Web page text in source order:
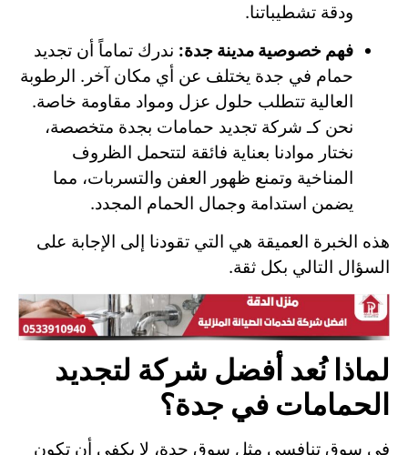
ودقة تشطيباتنا.
فهم خصوصية مدينة جدة: ندرك تماماً أن تجديد
حمام في جدة يختلف عن أي مكان آخر. الرطوبة
العالية تتطلب حلول عزل ومواد مقاومة خاصة.
نحن كـ شركة تجديد حمامات بجدة متخصصة،
نختار موادنا بعناية فائقة لتتحمل الظروف
المناخية وتمنع ظهور العفن والتسربات، مما
يضمن استدامة وجمال الحمام المجدد.
هذه الخبرة العميقة هي التي تقودنا إلى الإجابة على
السؤال التالي بكل ثقة.
لماذا نُعد أفضل شركة لتجديد
الحمامات في جدة؟
في سوق تنافسي مثل سوق جدة، لا يكفي أن تكون